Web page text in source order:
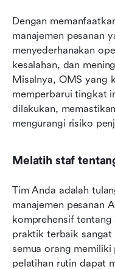
Dengan
manajemen pesanan
menyederhanakan
kesalahan, dan
Misalnya, OMS yang
memperbarui tingkat
dilakukan,
mengurangi risiko
Melatih staf
Tim Anda adalah
manajemen pesanan
komprehensif tentang
praktik terbaik
semua orang memiliki
pelatihan rutin dapat